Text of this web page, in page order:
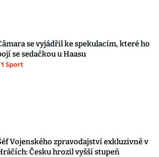
se vyjádřil ke spekulacím, které ho
se sedačkou u Haasu
Sport
Vojenského zpravodajství exkluzivně v
Česku hrozil vyšší stupeň